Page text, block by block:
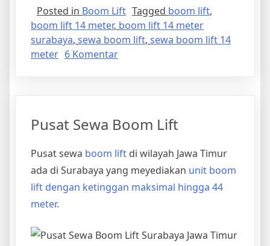
Posted in Boom Lift Tagged boom lift,
boom lift 14 meter, boom lift 14 meter
surabaya, sewa boom lift, sewa boom lift 14
meter 6 Komentarpada
Pusat Sewa Boom Lift
Pusat sewa boom lift di wilayah Jawa Timur
ada di Surabaya yang meyediakan unit boom
lift dengan ketinggan maksimal hingga 44
meter.